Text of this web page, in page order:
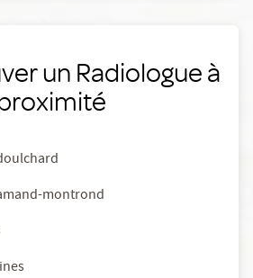
un Radiologue à
montrond